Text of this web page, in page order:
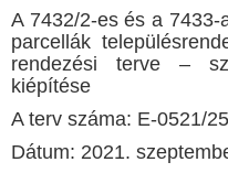
A 7432/2-es és a 7433-
parcellák
rendezési terve –
kiépítése
A terv száma: E-0521/25
Dátum: 2021.